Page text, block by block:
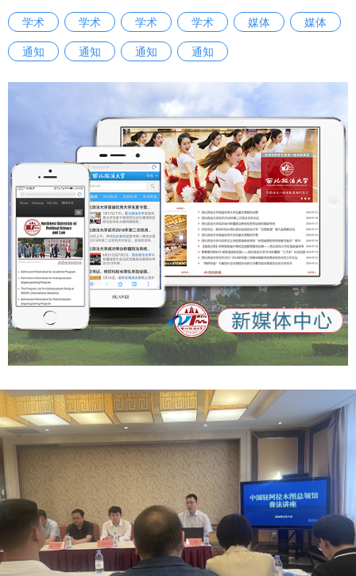
《条例》将会在三个方面产生积极影响。 一是进一步完善我
省哲学社会科学发展的体制机制，推动系统运行高效顺畅。
《条例》坚持党的全面领导推动哲学社会科学工作的根本要
制，有利于相关部门在推动哲学社会科学工作高质量发展中凝
聚共识、汇聚智慧、积聚合力。 二是进一步明确我省哲学社
会科学发展的基本方位，推动工作实施增效提质。《条例》坚
持立足陕西实际形成陕西标识的重要要求，通过明确优化学
科、激励创新、人才发展和聚焦特色等规定，进一步厘明我省
哲学社会科学学科体系、学术体系、话语体系的布局重点和方
位导向，利于党校、社会科学院、高等学校等哲学社会科学机
构和工作者坚定立场、明确主业、创新成果。 三是进一步激
发我省哲学社会科学发展的巨大潜能，推动成果产出精彩纷
呈。《条例》通过明确实施机制、普及职责、社会支持和宣传
发布等规定，进一步厘定我省哲学社会科学成果发布、交流活
动和社会参与的工作方式和脉络结构，利于激励人才和研究成
果在为祖国、为人民立德立言中成就自我、实现价值。（群众
新闻记者 王姿颐） 【群众新闻】 《陕西省哲学社会科学发展
促进条例》解读
https://xzzsx.sxdaily.com.cn/app/template/displayTemplat
e/news/newsDetail/18499/11357072.html?isShare=true
学术 学术 学术 学术 媒体
媒体
通知
通知 通知 通知